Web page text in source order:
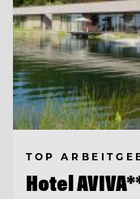
TOP
Hotel